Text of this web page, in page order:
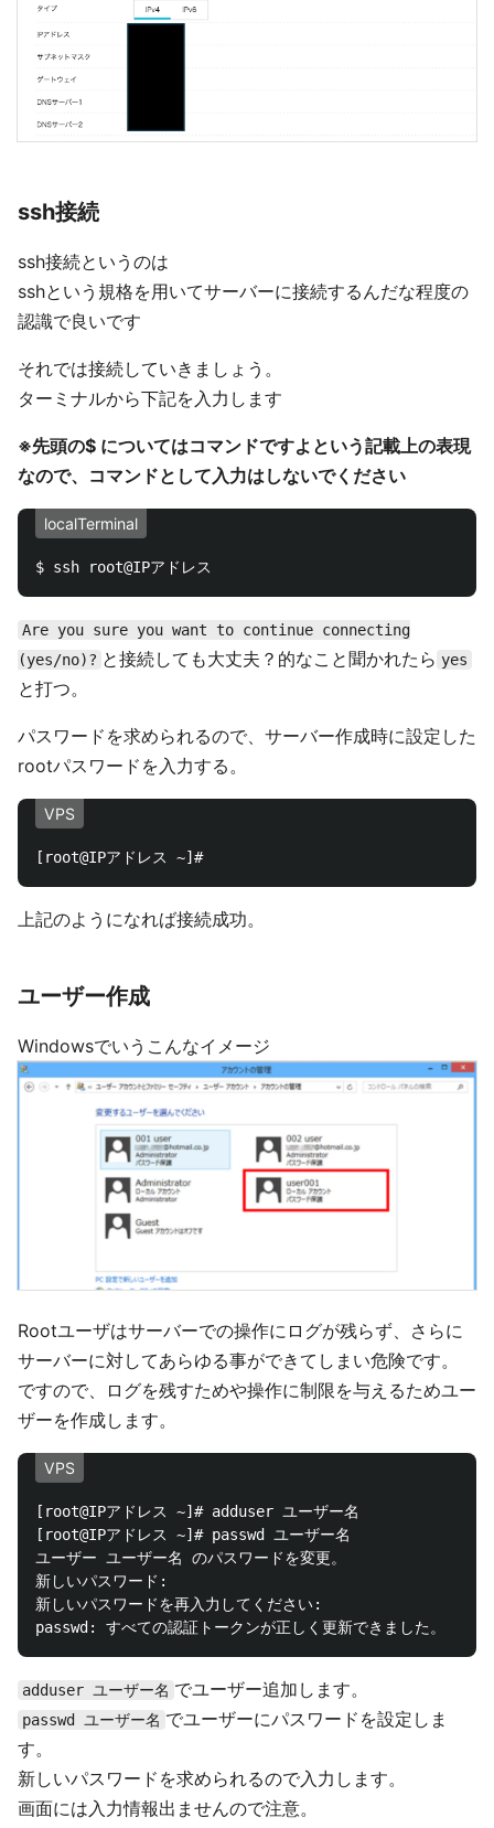
ssh接続
ssh接続というのは
sshという規格を用いてサーバーに接続するんだな程度の
認識で良いです
それでは接続していきましょう。
ターミナルから下記を入力します
※先頭の$ についてはコマンドですよという記載上の表現
なので、コマンドとして入力はしないでください
localTerminal
Are you sure you want to continue connecting
(yes/no)? と接続しても大丈夫？的なこと聞かれたら yes
と打つ。
パスワードを求められるので、サーバー作成時に設定した
rootパスワードを入力する。
VPS
上記のようになれば接続成功。
ユーザー作成
Windowsでいうこんなイメージ
Rootユーザはサーバーでの操作にログが残らず、さらに
サーバーに対してあらゆる事ができてしまい危険です。
ですので、ログを残すためや操作に制限を与えるためユー
ザーを作成します。
VPS
[root@IPアドレス ~]# adduser ユーザー名
[root@IPアドレス ~]# passwd ユーザー名
ユーザー ユーザー名 のパスワードを変更。
新しいパスワード:
新しいパスワードを再入力してください:
adduser ユーザー名 でユーザー追加します。
passwd ユーザー名 でユーザーにパスワードを設定しま
す。
新しいパスワードを求められるので入力します。
画面には入力情報出ませんので注意。